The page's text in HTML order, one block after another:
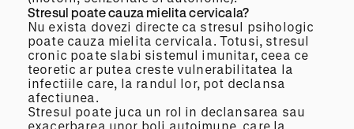
Stresul poate cauza mielita cervicala?
Nu exista dovezi directe ca stresul psihologic
poate cauza mielita cervicala. Totusi, stresul
cronic poate slabi sistemul imunitar, ceea ce
teoretic ar putea creste vulnerabilitatea la
infectiile care, la randul lor, pot declansa
afectiunea.
Stresul poate juca un rol in declansarea sau
exacerbarea unor boli autoimune, care la